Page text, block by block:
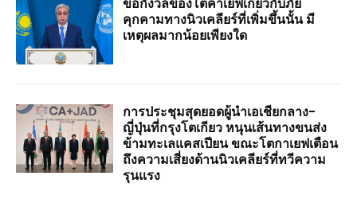
ข้อกังวลของโตคาเยฟเกี่ยวกับภัย
คุกคามทางนิวเคลียร์ที่เพิ่มขึ้นนั้น มี
เหตุผลมากน้อยเพียงใด
การประชุมสุดยอดผู้นำเอเชียกลาง-
ญี่ปุ่นที่กรุงโตเกียว หนุนเส้นทางขนส่ง
ข้ามทะเลแคสเปียน ขณะโตกาเยฟเตือน
ถึงความเสี่ยงด้านนิวเคลียร์ที่ทวีความ
รุนแรง